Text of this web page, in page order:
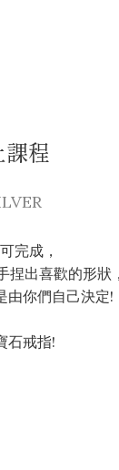
程
完成，
捏出喜歡的形狀
由你們自己決定!
石戒指!